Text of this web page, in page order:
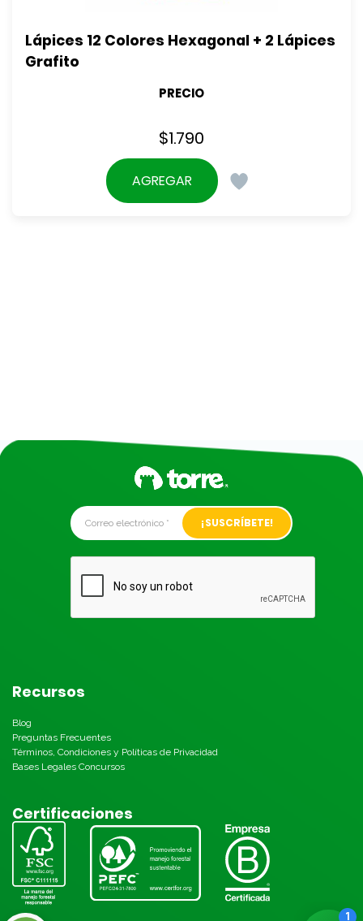
Lápices 12 Colores Hexagonal + 2 Lápices
Grafito
PRECIO
$1.790
AGREGAR
Alternative:
Recursos
Blog
Preguntas Frecuentes
Términos, Condiciones y Políticas de Privacidad
Bases Legales Concursos
Certificaciones